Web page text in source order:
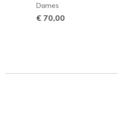
Dames
€ 70,00